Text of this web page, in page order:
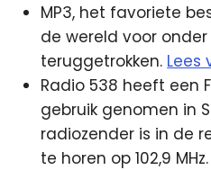
MP3, het favoriete
de wereld voor
teruggetrokken. Lees
Radio 538 heeft een
gebruik genomen in
radiozender is in de
te horen op 102,9 MHz.